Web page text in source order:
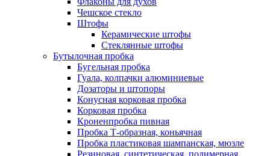
Чешское стекло
Штофы
Керамические штофы
Стеклянные штофы
Бутылочная пробка
Бугельная пробка
Гуала, колпачки алюминиевые
Дозаторы и штопоры
Конусная корковая пробка
Корковая пробка
Кроненпробка пивная
Пробка Т-образная, коньячная
Пробка пластиковая шампанская, мюзле